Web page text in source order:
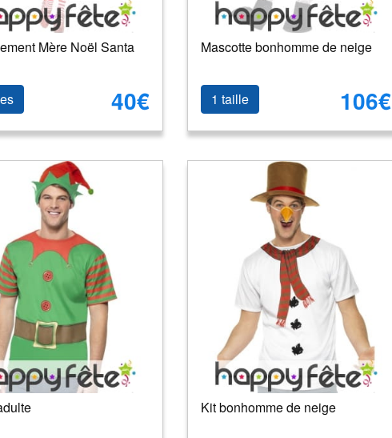
Mère Noël Santa
40€
Mascotte bonhomme de neige
1 taille 106€
Kit bonhomme de neige